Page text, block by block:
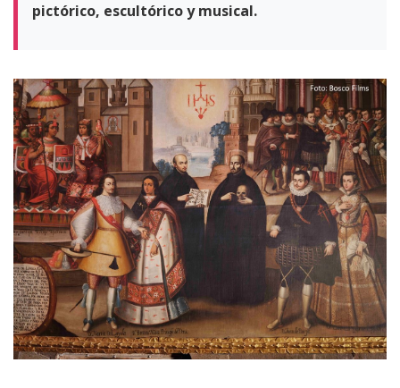
pictórico, escultórico y musical.